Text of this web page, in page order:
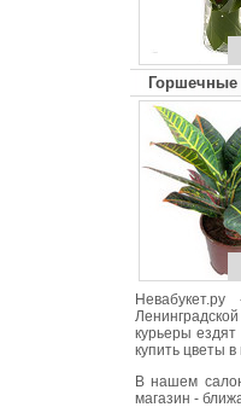
Горшечные
курьеры
купить цветы
В нашем
магазин -